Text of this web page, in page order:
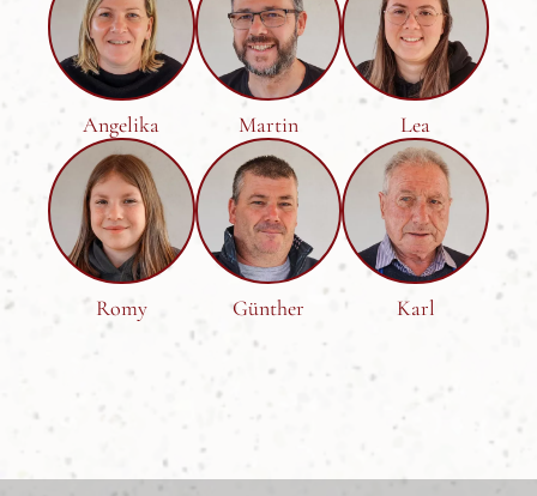
Angelika Martin Lea
Romy Günther Karl